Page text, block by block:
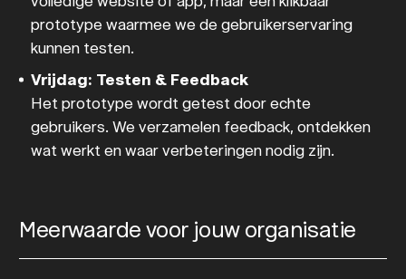
prototype waarmee we de gebruikerservaring
kunnen testen.
Vrijdag: Testen & Feedback
Het prototype wordt getest door echte
gebruikers. We verzamelen feedback, ontdekken
wat werkt en waar verbeteringen nodig zijn.
Meerwaarde voor jouw organisatie